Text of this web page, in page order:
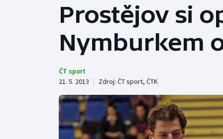
Hokej
Tenis
Cyklistika
Baseball a softbal
Basketbal
Boby a skeleton
Box
Prostějov si
Nymburkem
ČT sport
21. 5. 2013 | Zdroj: ČT sport, ČTK